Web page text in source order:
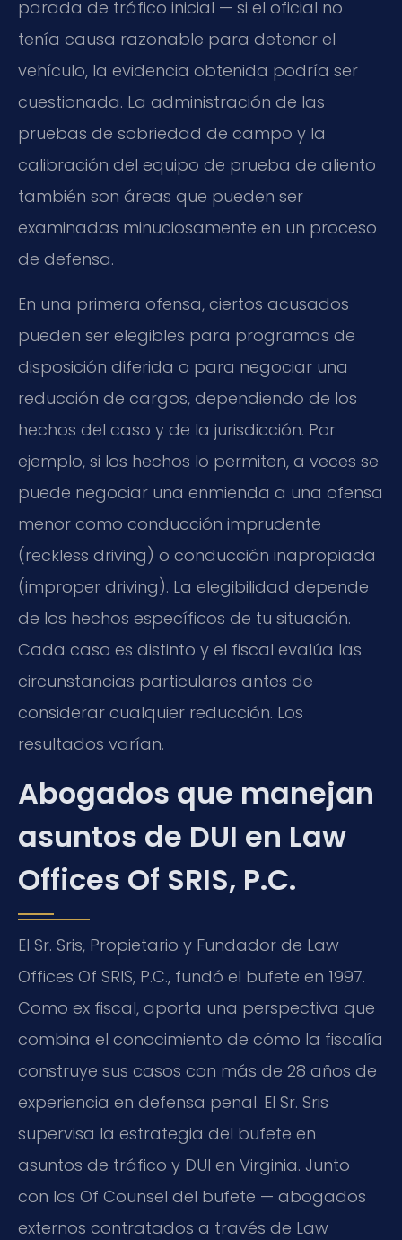
parada de tráfico inicial — si el oficial no
tenía causa razonable para detener el
vehículo, la evidencia obtenida podría ser
cuestionada. La administración de las
pruebas de sobriedad de campo y la
calibración del equipo de prueba de aliento
también son áreas que pueden ser
examinadas minuciosamente en un proceso
de defensa.
En una primera ofensa, ciertos acusados
pueden ser elegibles para programas de
disposición diferida o para negociar una
reducción de cargos, dependiendo de los
hechos del caso y de la jurisdicción. Por
ejemplo, si los hechos lo permiten, a veces se
puede negociar una enmienda a una ofensa
menor como conducción imprudente
(reckless driving) o conducción inapropiada
(improper driving). La elegibilidad depende
de los hechos específicos de tu situación.
Cada caso es distinto y el fiscal evalúa las
circunstancias particulares antes de
considerar cualquier reducción. Los
resultados varían.
Abogados que manejan
asuntos de DUI en Law
Offices Of SRIS, P.C.
El Sr. Sris, Propietario y Fundador de Law
Offices Of SRIS, P.C., fundó el bufete en 1997.
Como ex fiscal, aporta una perspectiva que
combina el conocimiento de cómo la fiscalía
construye sus casos con más de 28 años de
experiencia en defensa penal. El Sr. Sris
supervisa la estrategia del bufete en
asuntos de tráfico y DUI en Virginia. Junto
con los Of Counsel del bufete — abogados
externos contratados a través de Law